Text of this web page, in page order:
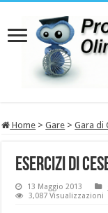
Home > Gare > Gara di
Esercizi di
13 Maggio 2013
3,087 Visualizzazioni